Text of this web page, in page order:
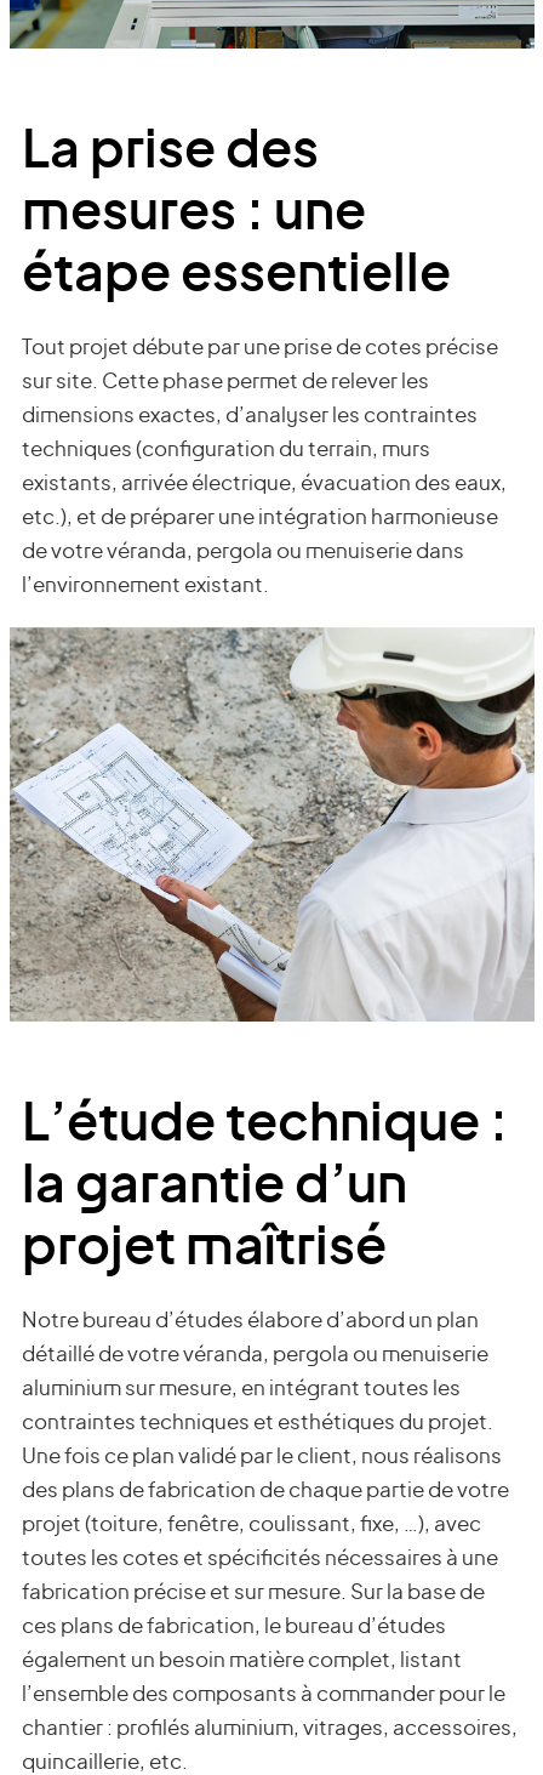
La prise des
mesures : une
étape essentielle
Tout projet débute par une prise de cotes précise
sur site. Cette phase permet de relever les
dimensions exactes, d’analyser les contraintes
techniques (configuration du terrain, murs
existants, arrivée électrique, évacuation des eaux,
etc.), et de préparer une intégration harmonieuse
de votre véranda, pergola ou menuiserie dans
l’environnement existant.
L’étude technique :
la garantie d’un
projet maîtrisé
Notre bureau d’études élabore d’abord un plan
détaillé de votre véranda, pergola ou menuiserie
aluminium sur mesure, en intégrant toutes les
contraintes techniques et esthétiques du projet.
Une fois ce plan validé par le client, nous réalisons
des plans de fabrication de chaque partie de votre
projet (toiture, fenêtre, coulissant, fixe, …), avec
toutes les cotes et spécificités nécessaires à une
fabrication précise et sur mesure. Sur la base de
ces plans de fabrication, le bureau d’études
également un besoin matière complet, listant
l’ensemble des composants à commander pour le
chantier : profilés aluminium, vitrages, accessoires,
quincaillerie, etc.